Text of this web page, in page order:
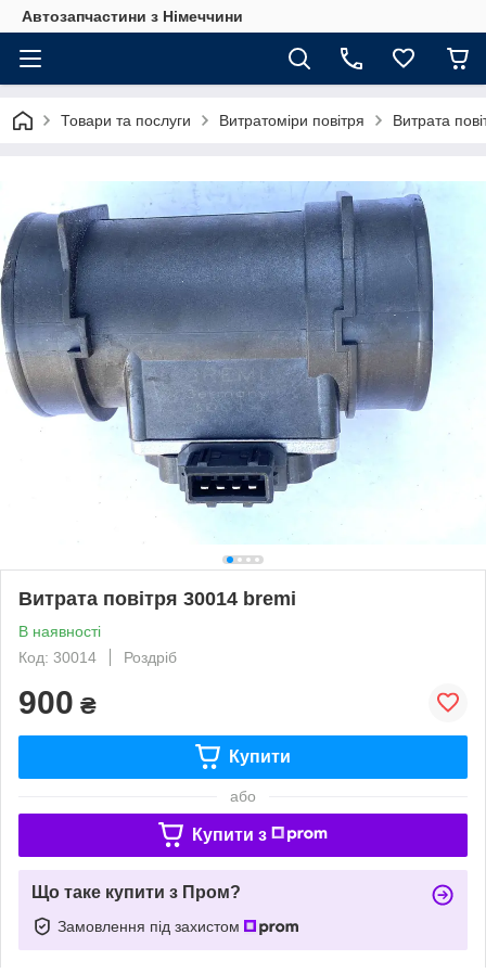
Автозапчастини з Німеччини
Товари та послуги Витратоміри повітря Витрата
Витрата повітря 30014 bremi
В наявності
Код: 30014
Роздріб
900 ₴
Купити
або
Купити з
Що таке купити з Пром?
Замовлення під захистом